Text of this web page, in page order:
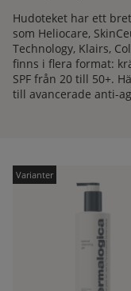
Hudoteket har ett
som Heliocare,
Technology, Klairs,
finns i flera format:
SPF från 20 till 50+.
till avancerade anti-